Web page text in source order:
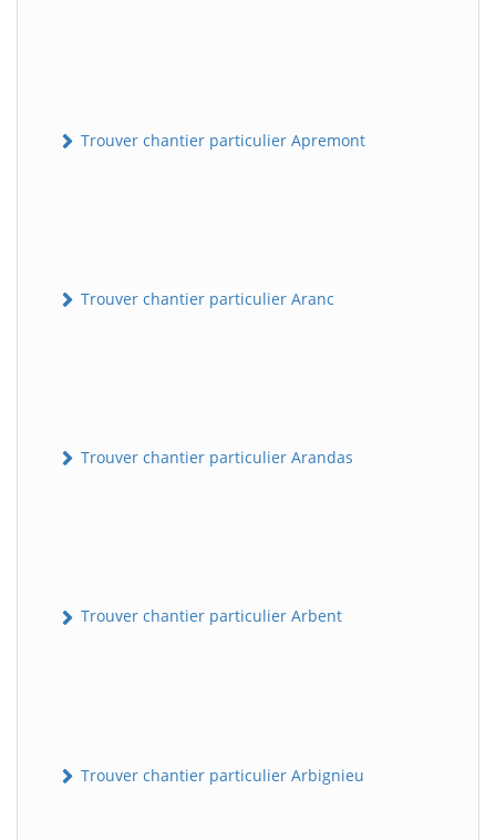
Trouver chantier particulier Apremont
Trouver chantier particulier Aranc
Trouver chantier particulier Arandas
Trouver chantier particulier Arbent
Trouver chantier particulier Arbignieu